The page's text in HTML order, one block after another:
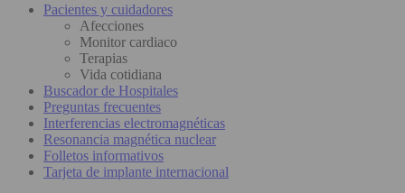
Pacientes y cuidadores
Afecciones
Monitor cardiaco
Terapias
Vida cotidiana
Buscador de Hospitales
Preguntas frecuentes
Interferencias electromagnéticas
Resonancia magnética nuclear
Folletos informativos
Tarjeta de implante internacional